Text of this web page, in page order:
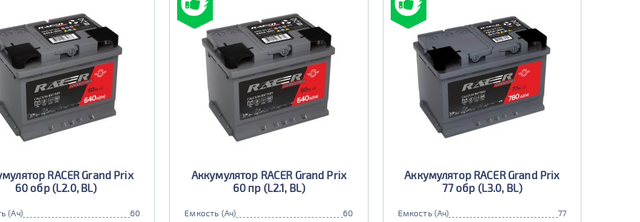
RACER Grand Prix
60 обр (L2.0, BL)
(Ач)
60
Аккумулятор RACER Grand Prix
60 пр (L2.1, BL)
Емкость (Ач)
60
Аккумулятор RACER Grand Prix
77 обр (L3.0, BL)
Емкость (Ач)
77